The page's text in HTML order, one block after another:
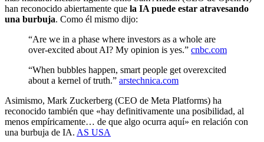
han reconocido abiertamente que la IA puede estar atravesando
una burbuja. Como él mismo dijo:
“Are we in a phase where investors as a whole are
over-excited about AI? My opinion is yes.” cnbc.com
“When bubbles happen, smart people get overexcited
about a kernel of truth.” arstechnica.com
Asimismo, Mark Zuckerberg (CEO de Meta Platforms) ha
reconocido también que «hay definitivamente una posibilidad, al
menos empíricamente… de que algo ocurra aquí» en relación con
una burbuja de IA. AS USA